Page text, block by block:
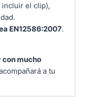
incluir el clip),
EN12586:2007.
con mucho
a tu